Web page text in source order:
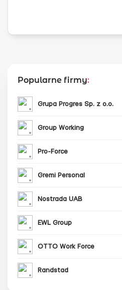
Popularne firmy:
Grupa Progres Sp. z o.o.
Group Working
Pro-Force
Gremi Personal
Nostrada UAB
EWL Group
OTTO Work Force
Randstad